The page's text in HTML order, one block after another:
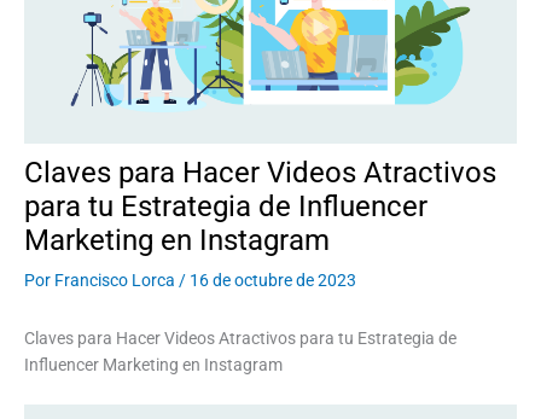
Claves para Hacer Videos Atractivos
para tu Estrategia de Influencer
Marketing en Instagram
Por Francisco Lorca / 16 de octubre de 2023
Claves para Hacer Videos Atractivos para tu Estrategia de
Influencer Marketing en Instagram